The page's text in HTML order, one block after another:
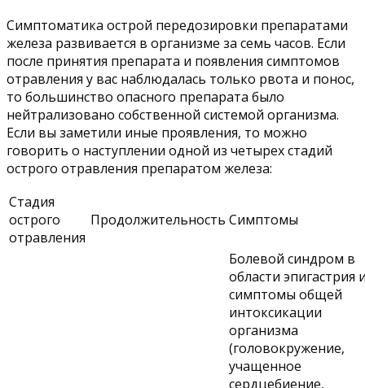
Симптоматика острой передозировки препаратами
железа развивается в организме за семь часов. Если
после принятия препарата и появления симптомов
отравления у вас наблюдалась только рвота и понос,
то большинство опасного препарата было
нейтрализовано собственной системой организма.
Если вы заметили иные проявления, то можно
говорить о наступлении одной из четырех стадий
острого отравления препаратом железа:
Стадия
острого
отравления
Продолжительность Симптомы
Болевой синдром в
области эпигастрия
симптомы общей
интоксикации
организма
(головокружение,
учащенное
сердцебиение,